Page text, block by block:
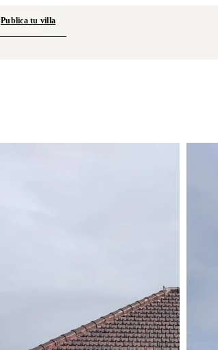
Publica tu villa